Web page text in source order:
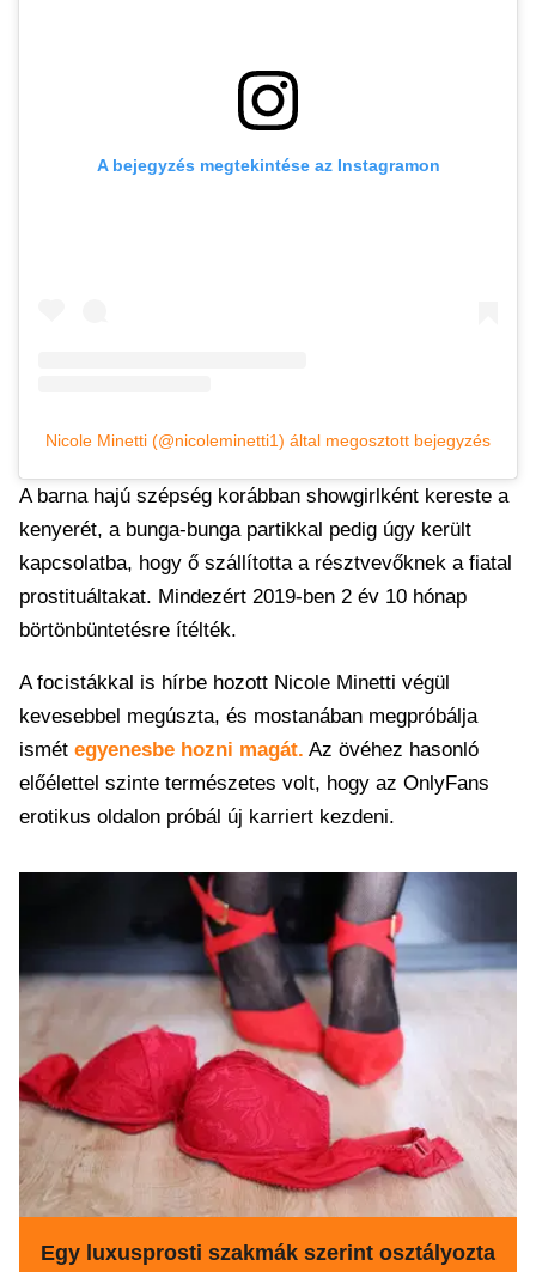
A bejegyzés megtekintése az Instagramon
Nicole Minetti (@nicoleminetti1) által megosztott bejegyzés
A barna hajú szépség korábban showgirlként kereste a
kenyerét, a bunga-bunga partikkal pedig úgy került
kapcsolatba, hogy ő szállította a résztvevőknek a fiatal
prostituáltakat. Mindezért 2019-ben 2 év 10 hónap
börtönbüntetésre ítélték.
A focistákkal is hírbe hozott Nicole Minetti végül
kevesebbel megúszta, és mostanában megpróbálja
ismét egyenesbe hozni magát. Az övéhez hasonló
előélettel szinte természetes volt, hogy az OnlyFans
erotikus oldalon próbál új karriert kezdeni.
Egy luxusprosti szakmák szerint osztályozta